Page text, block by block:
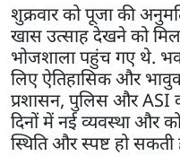
शुक्रवार को पूजा की
खास उत्साह देखने को
भोजशाला पहुंच गए थे.
लिए ऐतिहासिक और
प्रशासन, पुलिस और ASI
दिनों में नई व्यवस्था और
स्थिति और स्पष्ट हो सकती